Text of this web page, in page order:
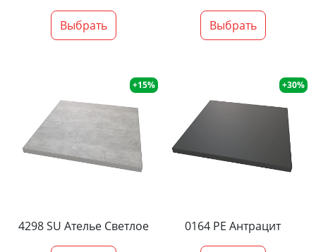
Выбрать Выбрать
+15%
4298 SU Ателье Светлое
+30%
0164 PE Антрацит